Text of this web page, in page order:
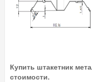
Купить штакетник
стоимости.